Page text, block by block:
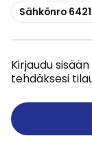
Kopioi
Sähkönro
Kirjaudu
tehdäksesi